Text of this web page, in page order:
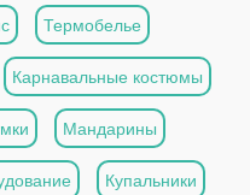
Термобелье
Карнавальные костюмы
Мандарины
Купальники